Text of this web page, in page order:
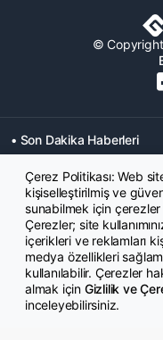
©
• Son Dakika Haberleri
• Memurlar Haberleri
• Ekonomi Haberleri
• Yaşam Haberleri
• Mahkeme Kararları
Haberleri
Çerez Politikası: Web
kişiselleştirilmiş ve
sunabilmek için çerezler
Çerezler; site
içerikleri ve reklamları
medya özellikleri
kullanılabilir. Çerezler
almak için Gizlilik ve
inceleyebilirsiniz.